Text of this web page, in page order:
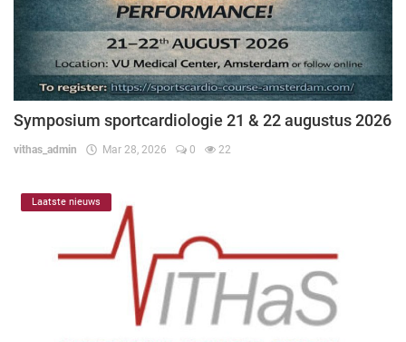
Symposium sportcardiologie 21 & 22 augustus 2026
vithas_admin Mar 28, 2026 0 22
Laatste nieuws